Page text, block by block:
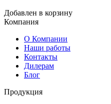
Добавлен в корзину
Компания
О Компании
Наши работы
Контакты
Дилерам
Блог
Продукция